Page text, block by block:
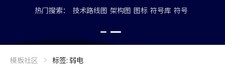
热门搜索： 技术路线图 架构图 图标 符号库 符号
模板社区 标签: 弱电